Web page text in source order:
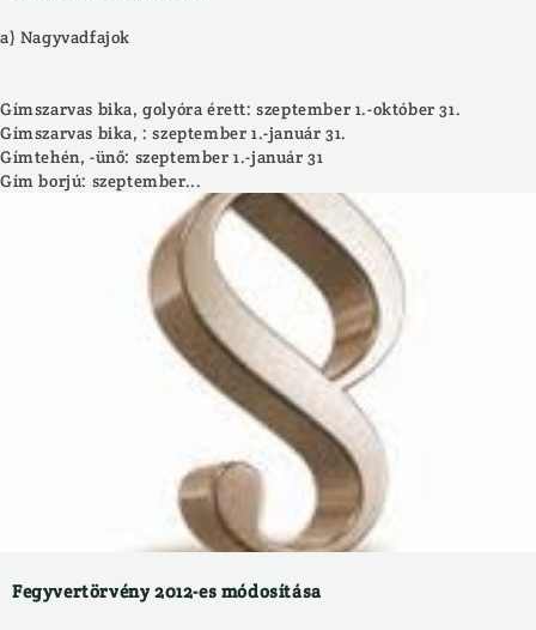
a) Nagyvadfajok
Gímszarvas bika, golyóra érett: szeptember 1.-október 31.
Gímszarvas bika, : szeptember 1.-január 31.
Gímtehén, -ünő: szeptember 1.-január 31
Gím borjú: szeptember...
Fegyvertörvény 2012-es módosítása